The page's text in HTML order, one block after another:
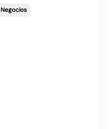
Negocios